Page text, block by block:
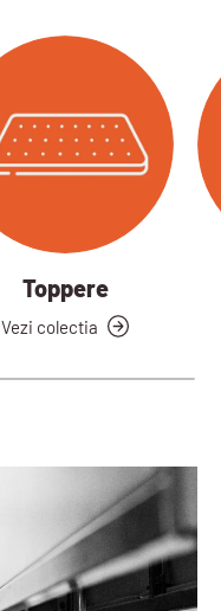
Toppere
Vezi colectia